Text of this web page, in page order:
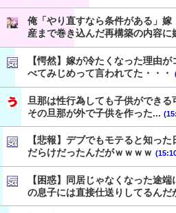
俺「やり直すなら条件がある」
産まで巻き込んだ再構築の内容
【愕然】嫁が冷たくなった理由
べてみじめって言われてた・・・
旦那は性行為しても子供ができる
その旦那が外で子供を作った...
【悲報】デブでもモテると知っ
だらけだったんだがｗｗｗｗ
【困惑】同居じゃなくなった途
の息子には直接仕送りしてるん